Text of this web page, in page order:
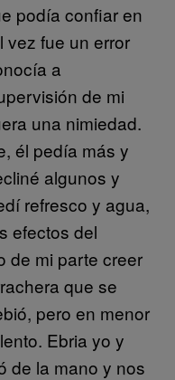
podía confiar en
vez fue un error
a
de mi
una nimiedad.
él pedía más y
algunos y
refresco y agua,
efectos del
de mi parte creer
que se
pero en menor
Ebria yo y
de la mano y nos